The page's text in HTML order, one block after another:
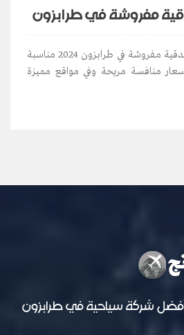
مفروشة في طرابزون
تعرف على أفضل شقق فندقية مفروشة في طرابزون 2024 مناسبة
منافسة مريحة وفي مواقع مميزة
أفضل شركة سياحية في طرابزون